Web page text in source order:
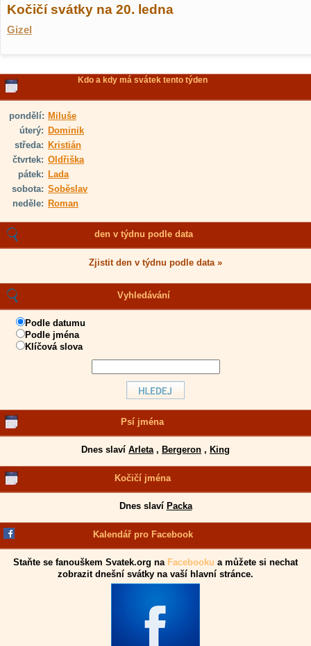
Kočičí svátky na 20. ledna
Gizel
Kdo a kdy má svátek tento týden
pondělí: Miluše
úterý: Dominik
středa: Kristián
čtvrtek: Oldřiška
pátek: Lada
sobota: Soběslav
neděle: Roman
den v týdnu podle data
Zjistit den v týdnu podle data »
Vyhledávání
Podle datumu
Podle jména
Klíčová slova
Psí jména
Dnes slaví Arleta, Bergeron , King
Kočičí jména
Dnes slaví Packa
Kalendář pro Facebook
Staňte se fanouškem Svatek.org na Facebooku a můžete si nechat
zobrazit dnešní svátky na vaší hlavní stránce.